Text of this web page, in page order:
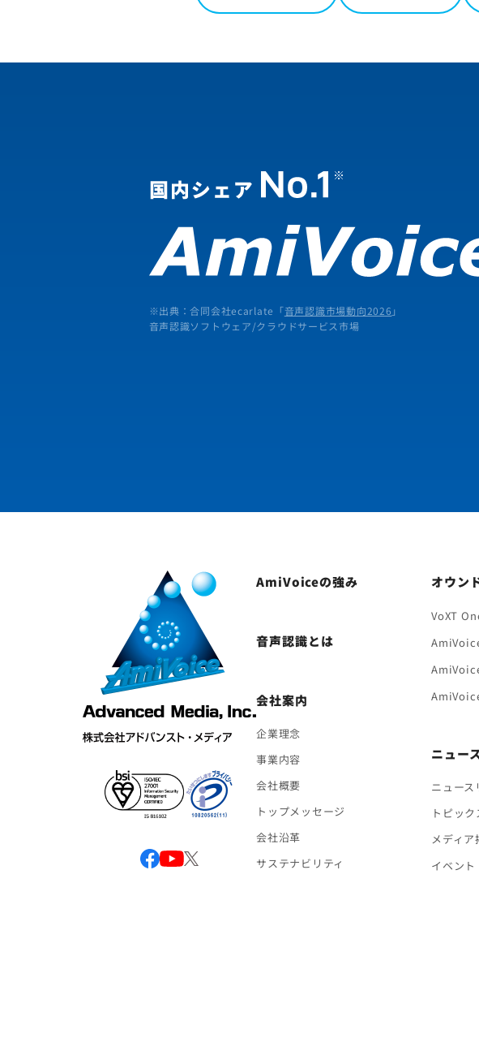
※出典：合同会社ecarlate「音声認識市場動向2026 」
音声認識ソフトウェア/クラウドサービス市場
AmiVoiceの強み
音声認識とは
会社案内
企業理念
事業内容
会社概要
トップメッセージ
会社沿革
サステナビリティ
オウン
VoXT
ニュー
ニュース
トピック
メディア
イベント